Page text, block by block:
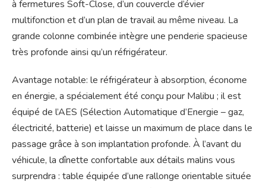
à fermetures Soft-Close, d’un couvercle d’évier
multifonction et d’un plan de travail au même niveau. La
grande colonne combinée intègre une penderie spacieuse
très profonde ainsi qu’un réfrigérateur.
Avantage notable: le réfrigérateur à absorption, économe
en énergie, a spécialement été conçu pour Malibu ; il est
équipé de l’AES (Sélection Automatique d’Energie – gaz,
électricité, batterie) et laisse un maximum de place dans le
passage grâce à son implantation profonde. À l’avant du
véhicule, la dînette confortable aux détails malins vous
surprendra : table équipée d’une rallonge orientable située